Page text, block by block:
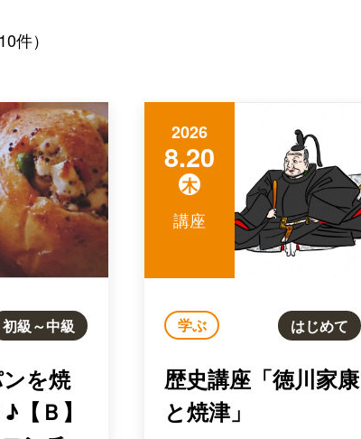
件）
初級～中級
を焼
【Ｂ】
2026
8.20
木
講座
学ぶ はじめて
歴史講座「徳川家康
と焼津」